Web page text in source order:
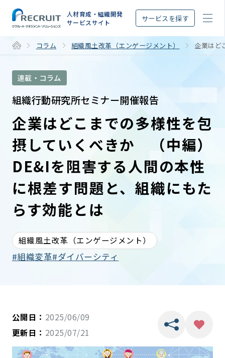
人材育成・組織開発
サービスサイト
サービスを探す
コラム 組織風土改革（エンゲージメント） 企業はど
連載・コラム
組織行動研究所セミナー開催報告
企業はどこまでの多様性を包
摂していくべきか （中編）
DE&Iを阻害する人間の本性
に根差す問題と、組織にもた
らす効能とは
組織風土改革（エンゲージメント）
組織変革 ダイバーシティ
公開日： 2025/06/09
更新日： 2025/07/21